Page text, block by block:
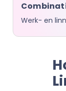
Werk- en